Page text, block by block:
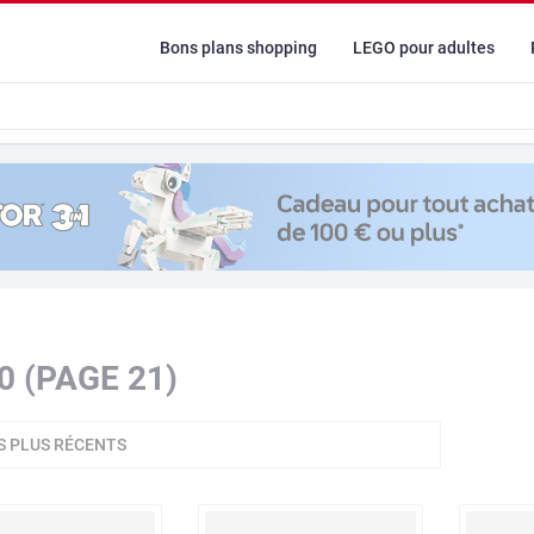
Bons plans shopping LEGO pour adultes
(PAGE 21)
PLUS RÉCENTS